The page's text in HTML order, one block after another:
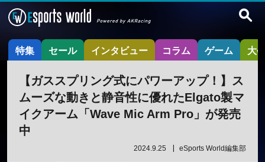
特集 セール インタビュー コラム ゲーム 大
【ガススプリング式にパワーアップ！】ス
ムーズな動きと静音性に優れたElgato製マ
イクアーム「Wave Mic Arm Pro」が発売
中
2024.9.25 eSports World編集部